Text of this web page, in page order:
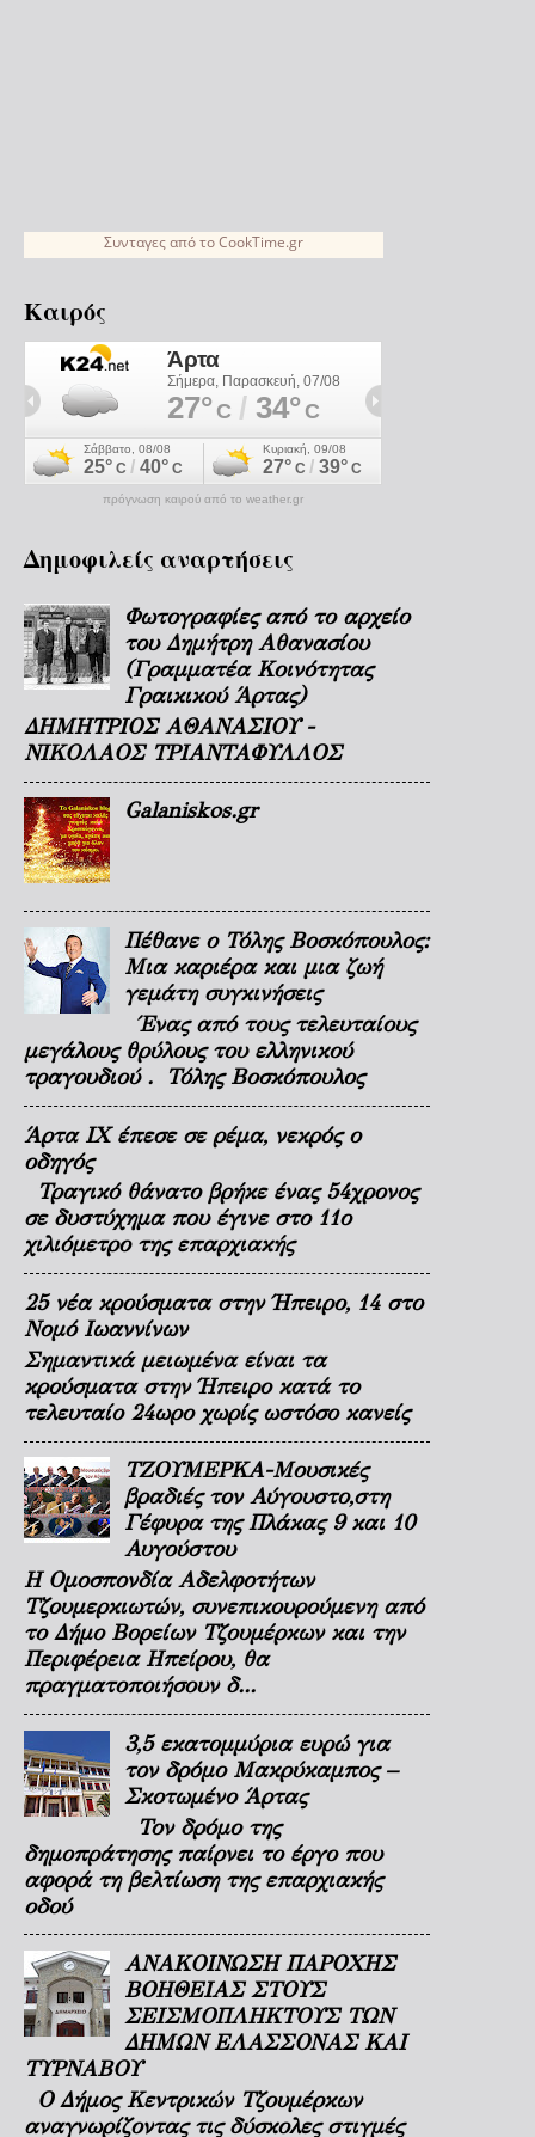
Συνταγεςαπό τοCookTime.gr
Καιρός
πρόγνωση καιρού από το weather.gr
Δημοφιλείς αναρτήσεις
Φωτογραφίες από το αρχείο
του Δημήτρη Αθανασίου
(Γραμματέα Κοινότητας
Γραικικού Άρτας)
ΔΗΜΗΤΡΙΟΣ ΑΘΑΝΑΣΙΟΥ -
ΝΙΚΟΛΑΟΣ ΤΡΙΑΝΤΑΦΥΛΛΟΣ
Galaniskos.gr
Πέθανε ο Τόλης Βοσκόπουλος:
Μια καριέρα και μια ζωή
γεμάτη συγκινήσεις
Ένας από τους τελευταίους
μεγάλους θρύλους του ελληνικού
τραγουδιού . Τόλης Βοσκόπουλος
Άρτα ΙΧ έπεσε σε ρέμα, νεκρός ο
οδηγός
Τραγικό θάνατο βρήκε ένας 54χρονος
σε δυστύχημα που έγινε στο 11ο
χιλιόμετρο της επαρχιακής
25 νέα κρούσματα στην Ήπειρο, 14 στο
Νομό Ιωαννίνων
Σημαντικά μειωμένα είναι τα
κρούσματα στην Ήπειρο κατά το
τελευταίο 24ωρο χωρίς ωστόσο κανείς
ΤΖΟΥΜΕΡΚΑ-Μουσικές
βραδιές τον Αύγουστο,στη
Γέφυρα της Πλάκας 9 και 10
Αυγούστου
Η Ομοσπονδία Αδελφοτήτων
Τζουμερκιωτών, συνεπικουρούμενη από
το Δήμο Βορείων Τζουμέρκων και την
Περιφέρεια Ηπείρου, θα
πραγματοποιήσουν δ...
3,5 εκατομμύρια ευρώ για
τον δρόμο Μακρύκαμπος –
Σκοτωμένο Άρτας
Τον δρόμο της
δημοπράτησης παίρνει το έργο που
αφορά τη βελτίωση της επαρχιακής
οδού
ΑΝΑΚΟΙΝΩΣΗ ΠΑΡΟΧΗΣ
ΒΟΗΘΕΙΑΣ ΣΤΟΥΣ
ΣΕΙΣΜΟΠΛΗΚΤΟΥΣ ΤΩΝ
ΔΗΜΩΝ ΕΛΑΣΣΟΝΑΣ ΚΑΙ
ΤΥΡΝΑΒΟΥ
Ο Δήμος Κεντρικών Τζουμέρκων
αναγνωρίζοντας τις δύσκολες στιγμές